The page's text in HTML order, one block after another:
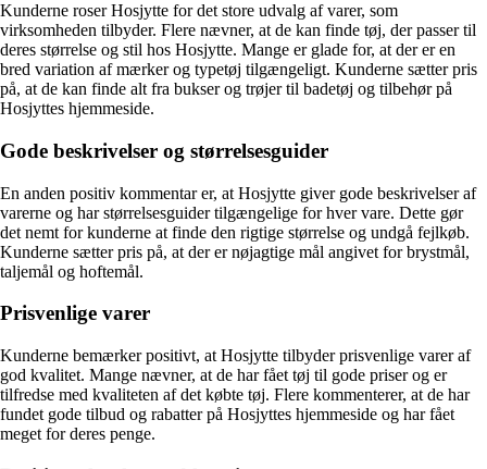
Kunderne roser Hosjytte for det store udvalg af varer, som
virksomheden tilbyder. Flere nævner, at de kan finde tøj, der passer til
deres størrelse og stil hos Hosjytte. Mange er glade for, at der er en
bred variation af mærker og typetøj tilgængeligt. Kunderne sætter pris
på, at de kan finde alt fra bukser og trøjer til badetøj og tilbehør på
Hosjyttes hjemmeside.
Gode beskrivelser og størrelsesguider
En anden positiv kommentar er, at Hosjytte giver gode beskrivelser af
varerne og har størrelsesguider tilgængelige for hver vare. Dette gør
det nemt for kunderne at finde den rigtige størrelse og undgå fejlkøb.
Kunderne sætter pris på, at der er nøjagtige mål angivet for brystmål,
taljemål og hoftemål.
Prisvenlige varer
Kunderne bemærker positivt, at Hosjytte tilbyder prisvenlige varer af
god kvalitet. Mange nævner, at de har fået tøj til gode priser og er
tilfredse med kvaliteten af det købte tøj. Flere kommenterer, at de har
fundet gode tilbud og rabatter på Hosjyttes hjemmeside og har fået
meget for deres penge.